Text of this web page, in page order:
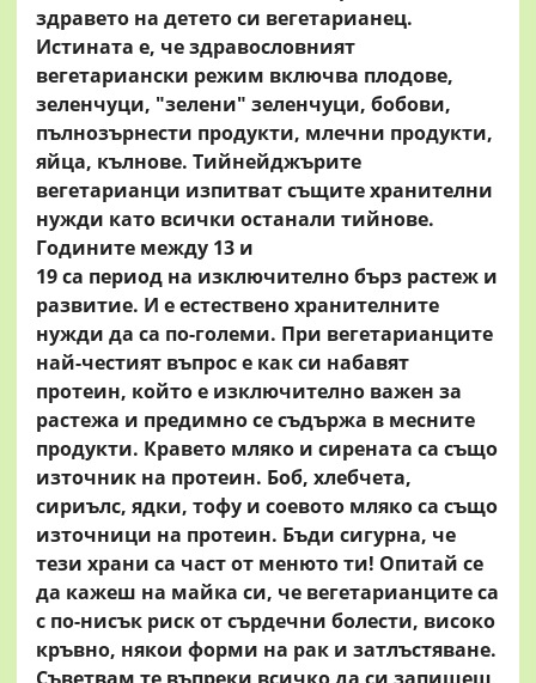
здравето на детето си вегетарианец.
Истината е, че здравословният
вегетариански режим включва плодове,
зеленчуци, "зелени" зеленчуци, бобови,
пълнозърнести продукти, млечни продукти,
яйца, кълнове. Тийнейджърите
вегетарианци изпитват същите хранителни
нужди като всички останали тийнове.
Годините между 13 и
19 са период на изключително бърз растеж и
развитие. И е естествено хранителните
нужди да са по-големи. При вегетарианците
най-честият въпрос е как си набавят
протеин, който е изключително важен за
растежа и предимно се съдържа в месните
продукти. Кравето мляко и сирената са също
източник на протеин. Боб, хлебчета,
сириълс, ядки, тофу и соевото мляко са също
източници на протеин. Бъди сигурна, че
тези храни са част от менюто ти! Опитай се
да кажеш на майка си, че вегетарианците са
с по-нисък риск от сърдечни болести, високо
кръвно, някои форми на рак и затлъстяване.